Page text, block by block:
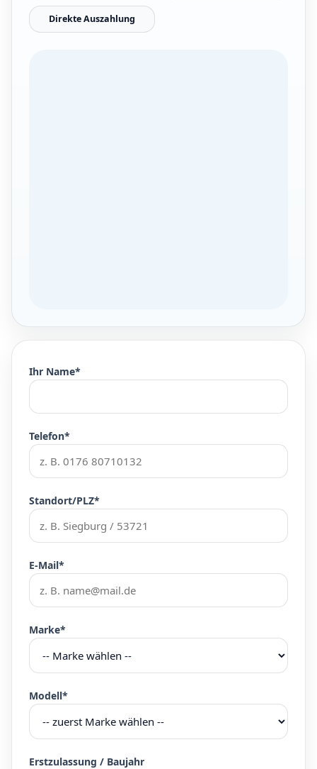
Direkte Auszahlung
Ihr Name*
Telefon*
Standort/PLZ*
E-Mail*
Marke*
Modell*
Erstzulassung / Baujahr